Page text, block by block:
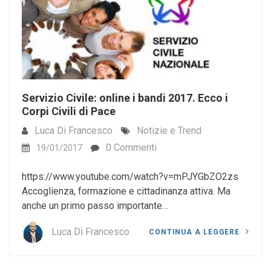
Servizio Civile: online i bandi 2017. Ecco i
Corpi Civili di Pace
Luca Di Francesco Notizie e Trend
19/01/2017 0 Commenti
https://www.youtube.com/watch?v=mPJYGbZO2zs
Accoglienza, formazione e cittadinanza attiva. Ma
anche un primo passo importante…
Luca Di Francesco CONTINUA A LEGGERE